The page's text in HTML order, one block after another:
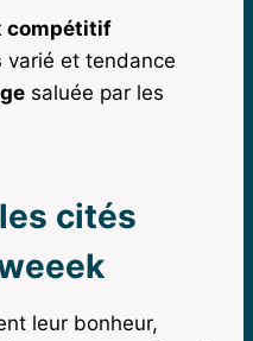
compétitif
varié et tendance
saluée par les
cités
leur bonheur,